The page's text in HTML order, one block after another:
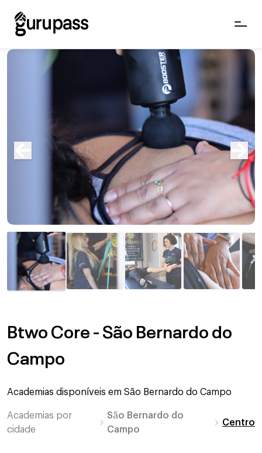
Btwo Core - São Bernardo do
Campo
Academias disponíveis em São Bernardo do Campo
Academias por
cidade
São Bernardo do
Campo
Centro